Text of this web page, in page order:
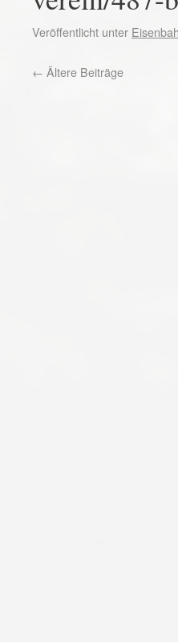
Veröffentlicht unter
← Ältere Beiträge